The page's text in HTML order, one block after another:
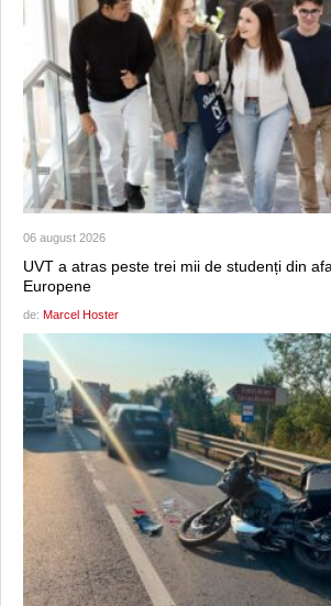
06 august 2026
UVT a atras peste trei mii de studenți din
Europene
de: Marcel Hoster